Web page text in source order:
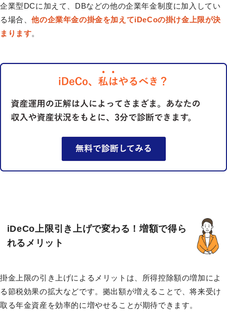
企業型DCに加えて、DBなどの他の企業年金制度に加入してい
る場合、他の企業年金の掛金を加えてiDeCoの掛け金上限が決
まります。
iDeCo上限引き上げで変わる！増額で得ら
れるメリット
掛金上限の引き上げによるメリットは、所得控除額の増加によ
る節税効果の拡大などです。拠出額が増えることで、将来受け
取る年金資産を効率的に増やせることが期待できます。